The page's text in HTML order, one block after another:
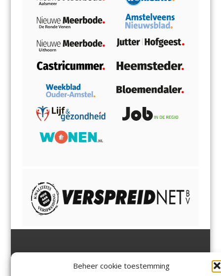
Beheer cookie toestemming
Margadantstraat 34
Velserbroek,Velsen-Zuid,